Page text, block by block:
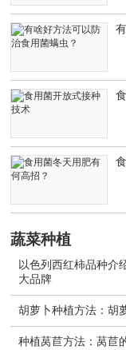
蔬菜种植
以色列西红柿品种介
大品牌
胡萝卜种植方法：胡
种植莴苣方法：莴苣